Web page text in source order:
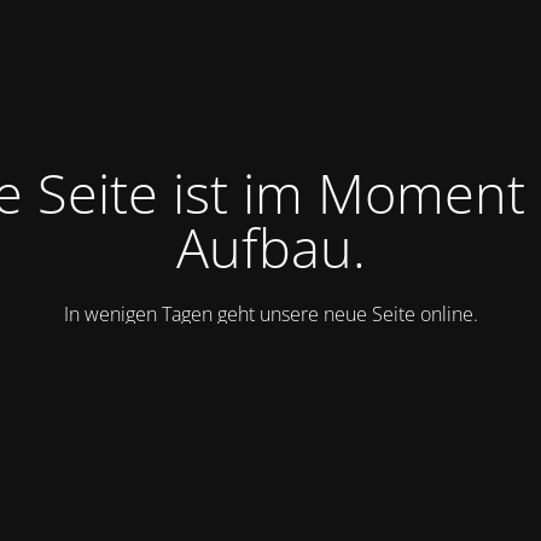
Seite ist im
Aufbau.
In wenigen Tagen geht unsere neue Seite online.